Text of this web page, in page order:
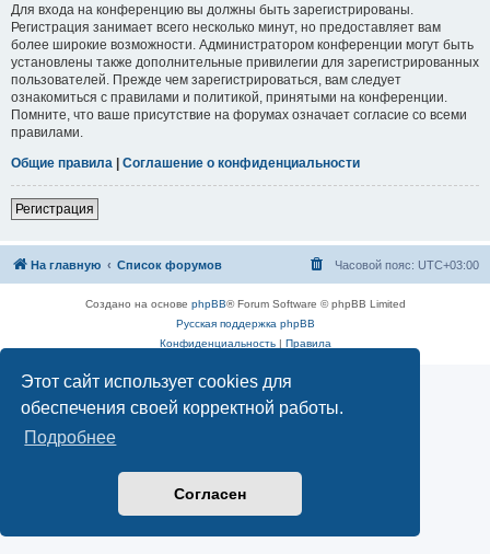
Этот сайт использует cookies для
обеспечения своей корректной работы.
Подробнее
Согласен
Для входа на конференцию вы должны быть зарегистрированы.
Регистрация занимает всего несколько минут, но предоставляет вам
более широкие возможности. Администратором конференции могут быть
установлены также дополнительные привилегии для зарегистрированных
пользователей. Прежде чем зарегистрироваться, вам следует
ознакомиться с правилами и политикой, принятыми на конференции.
Помните, что ваше присутствие на форумах означает согласие со всеми
правилами.
Общие правила | Соглашение о конфиденциальности
Регистрация
На главную Список форумов Часовой пояс: UTC+03:00
Создано на основе phpBB® Forum Software © phpBB Limited
Русская поддержка phpBB
Конфиденциальность| Правила